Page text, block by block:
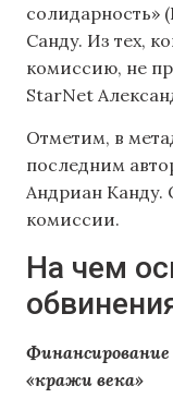
солидарность»
Санду. Из тех,
комиссию, не
StarNet
Отметим, в
последним
Андриан Канду.
комиссии.
На чем
«кражи века»